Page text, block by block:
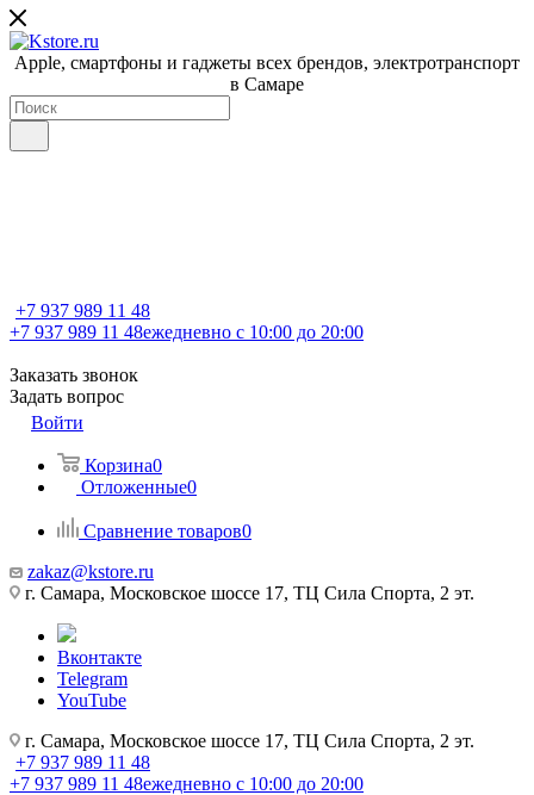
Apple, cмартфоны и гаджеты всех брендов, электротранспорт
в Самаре
+7 937 989 11 48
+7 937 989 11 48ежедневно с 10:00 до 20:00
Заказать звонок
Задать вопрос
Войти
Корзина0
Отложенные0
Сравнение товаров0
zakaz@kstore.ru
г. Самара, Московское шоссе 17, ТЦ Сила Спорта, 2 эт.
Вконтакте
Telegram
YouTube
г. Самара, Московское шоссе 17, ТЦ Сила Спорта, 2 эт.
+7 937 989 11 48
+7 937 989 11 48ежедневно с 10:00 до 20:00